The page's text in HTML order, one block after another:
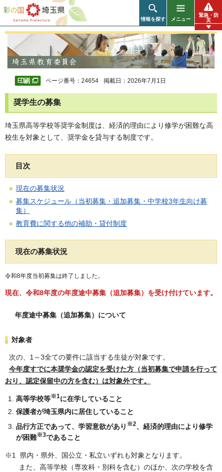
彩の国 埼玉県
情報を探す メニュー
緊急・防
災
ページ番号：24654 掲載日：2026年7月1日
奨学生の募集
埼玉県高等学校等奨学金制度は、経済的理由により修学が困難な高
校生を対象として、奨学金を貸与する制度です。
目次
現在の募集状況
募集スケジュール（当初募集・追加募集・中学校3年生向け募
集）
教育費に関する他の補助・貸付制度
現在の募集状況
令和8年度当初募集は終了しました。
現在、令和8年度の年度途中募集（追加募集）を受け付けています。
年度途中募集（追加募集）について
対象者
次の、1～3全ての要件に該当する生徒が対象です。
今年度すでに本奨学金の認定を受けた方（当初募集で申請を行って
おり、認定保留中の方を含む）は対象外です。
高等学校等※1に在学していること
保護者が埼玉県内に居住していること
品行方正であって、学習意欲があり ※2、経済的理由により修学
が困難※3であること
※1 県内・県外、国公立・私立いずれも対象となります。
また、高等学校（専攻科・別科を含む）のほか、次の学校を含